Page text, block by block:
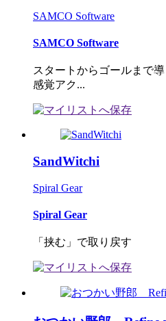
SAMCO Software
SAMCO Software
スタートからゴールまで
感覚アク...
SandWitchi
Spiral Gear
Spiral Gear
「挟む」で取り戻す